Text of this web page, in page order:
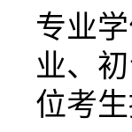
专业
业、
位考